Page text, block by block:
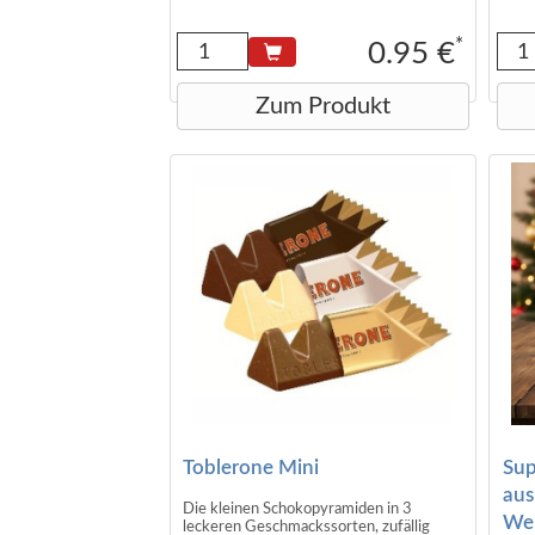
0.95 €*
Zum Produkt
mit
Toblerone Mini
Die kleinen Schokopyramiden in 3
leckeren Geschmackssorten, zufällig